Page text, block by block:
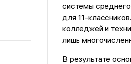
системы
для 11-
колледжей и
лишь
В результате